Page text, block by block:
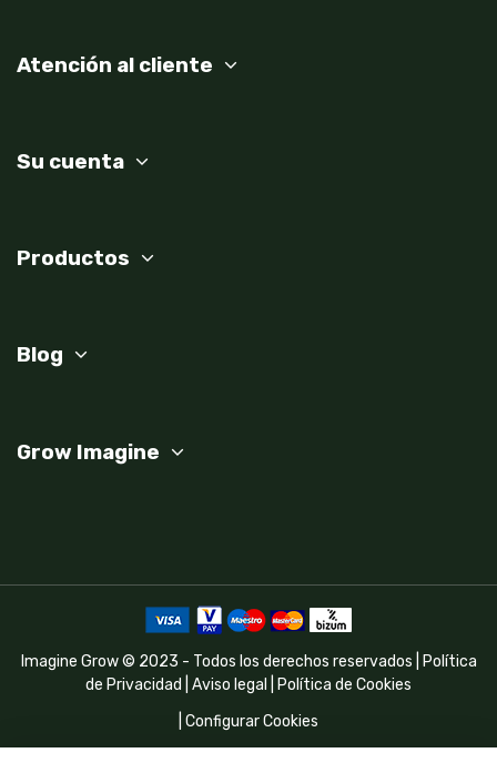
Atención al cliente
Su cuenta
Productos
Blog
Grow Imagine
Imagine Grow © 2023 - Todos los derechos reservados | Política
de Privacidad Aviso legal Política de Cookies
Configurar Cookies